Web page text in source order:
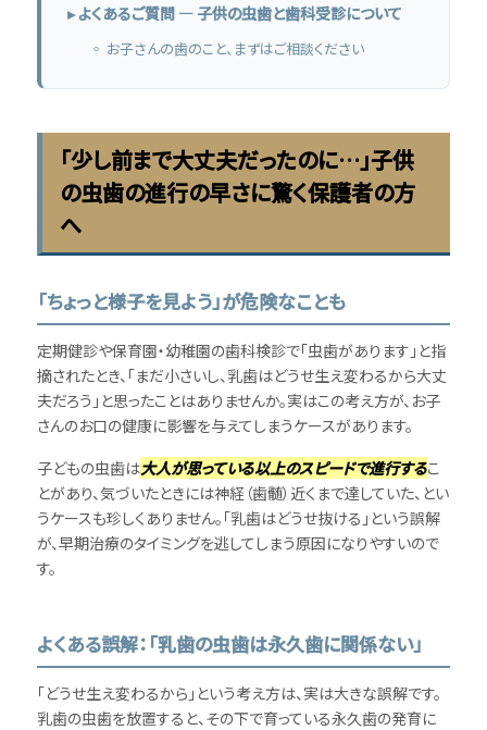
▸ よくあるご質問 ― 子供の虫歯と歯科受診について
◦ お子さんの歯のこと、まずはご相談ください
「少し前まで大丈夫だったのに…」子供
の虫歯の進行の早さに驚く保護者の方
へ
「ちょっと様子を見よう」が危険なことも
定期健診や保育園・幼稚園の歯科検診で「虫歯があります」と指
摘されたとき、「まだ小さいし、乳歯はどうせ生え変わるから大丈
夫だろう」と思ったことはありませんか。実はこの考え方が、お子
さんのお口の健康に影響を与えてしまうケースがあります。
子どもの虫歯は大人が思っている以上のスピードで進行するこ
とがあり、気づいたときには神経（歯髄）近くまで達していた、とい
うケースも珍しくありません。「乳歯はどうせ抜ける」という誤解
が、早期治療のタイミングを逃してしまう原因になりやすいので
す。
よくある誤解：「乳歯の虫歯は永久歯に関係ない」
「どうせ生え変わるから」という考え方は、実は大きな誤解です。
乳歯の虫歯を放置すると、その下で育っている永久歯の発育に